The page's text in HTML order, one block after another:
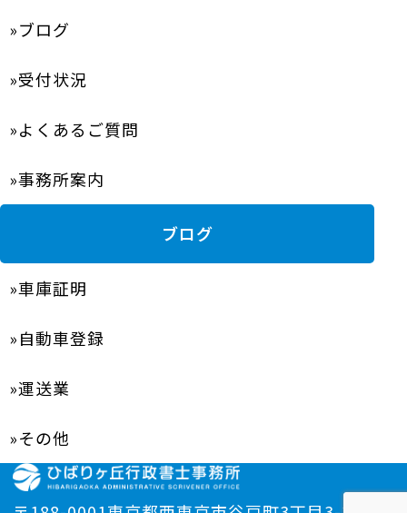
ブログ
受付状況
よくあるご質問
事務所案内
ブログ
車庫証明
自動車登録
運送業
その他